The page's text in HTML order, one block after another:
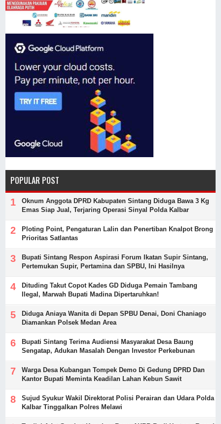
POPULAR POST
Oknum Anggota DPRD Kabupaten Sintang Diduga Bawa 3 Kg
Emas Siap Jual, Terjaring Operasi Sinyal Polda Kalbar
Ploting Point, Pengaturan Lalin dan Penertiban Knalpot Brong
Prioritas Satlantas
Bupati Sintang Respon Aspirasi Forum Ikatan Supir Sintang,
Pertemukan Supir, Pertamina dan SPBU, Ini Hasilnya
Dituding Takut Copot Kades GD Diduga Pemain Tambang
Ilegal, Marwah Bupati Madina Dipertaruhkan!
Diduga Aniaya Wanita di Depan SPBU Denai, Doni Chaniago
Diamankan Polsek Medan Area
Bupati Sintang Terima Audiensi Masyarakat Desa Baung
Sengatap, Adukan Masalah Dengan Investor Perkebunan
Warga Desa Kubangan Tompek Demo Di Gedung DPRD Dan
Kantor Bupati Meminta Keadilan Lahan Kebun Sawit
Sujud Syukur Wakil Direktorat Polisi Perairan dan Udara Polda
Kalbar Tinggalkan Polres Melawi